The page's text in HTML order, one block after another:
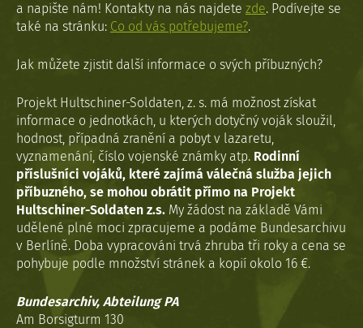
a napište nám! Kontakty na nás najdete zde. Podívejte se
také na stránku: Co od vás potřebujeme?.
Jak můžete zjistit další informace o svých příbuzných?
Projekt Hultschiner-Soldaten, z. s. má možnost získat
informace o jednotkách, u kterých dotyčný voják sloužil,
hodnost, případná zranění a pobyt v lazaretu,
vyznamenání, číslo vojenské známky atp. Rodinní
příslušníci vojáků, které zajímá válečná služba jejich
příbuzného, se mohou obrátit přímo na Projekt
Hultschiner-Soldaten z.s. My žádost na základě Vámi
udělené plné moci zpracujeme a podáme Bundesarchivu
v Berlíně. Doba vypracováni trvá zhruba tři roky a cena se
pohybuje podle množství stránek a kopií okolo 16 €.
Bundesarchiv, Abteilung PA
Am Borsigturm 130